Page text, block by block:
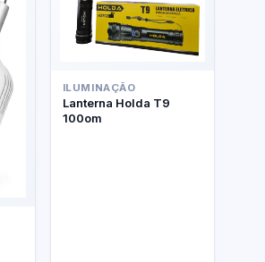
ILUMINAÇÃO
Lanterna Holda T9
100om